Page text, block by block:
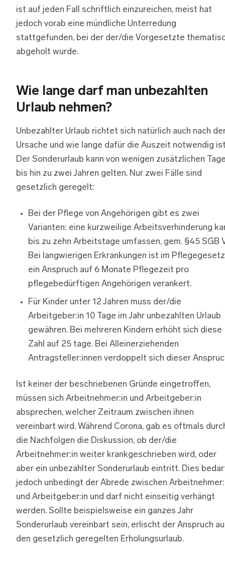
ist auf jeden Fall schriftlich einzureichen, meist hat
jedoch vorab eine mündliche Unterredung
stattgefunden, bei der der/die Vorgesetzte
abgeholt wurde.
Wie lange darf man unbezahlten
Urlaub nehmen?
Unbezahlter Urlaub richtet sich natürlich auch nach
Ursache und wie lange dafür die Auszeit notwendig
Der Sonderurlaub kann von wenigen zusätzlichen
bis hin zu zwei Jahren gelten. Nur zwei Fälle sind
gesetzlich geregelt:
Bei der Pflege von Angehörigen gibt es zwei
Varianten: eine kurzweilige Arbeitsverhinderung
bis zu zehn Arbeitstage umfassen, gem. §45 SGB
Bei langwierigen Erkrankungen ist im Pflegegesetz
ein Anspruch auf 6 Monate Pflegezeit pro
pflegebedürftigen Angehörigen verankert.
Für Kinder unter 12 Jahren muss der/die
Arbeitgeber:in 10 Tage im Jahr unbezahlten Urlaub
gewähren. Bei mehreren Kindern erhöht sich diese
Zahl auf 25 tage. Bei Alleinerziehenden
Antragsteller:innen verdoppelt sich dieser
Ist keiner der beschriebenen Gründe eingetroffen,
müssen sich Arbeitnehmer:in und Arbeitgeber:in
absprechen, welcher Zeitraum zwischen ihnen
vereinbart wird. Während Corona, gab es oftmals
die Nachfolgen die Diskussion, ob der/die
Arbeitnehmer:in weiter krankgeschrieben wird, oder
aber ein unbezahlter Sonderurlaub eintritt. Dies
jedoch unbedingt der Abrede zwischen
und Arbeitgeber:in und darf nicht einseitig verhängt
werden. Sollte beispielsweise ein ganzes Jahr
Sonderurlaub vereinbart sein, erlischt der Anspruch
den gesetzlich geregelten Erholungsurlaub.